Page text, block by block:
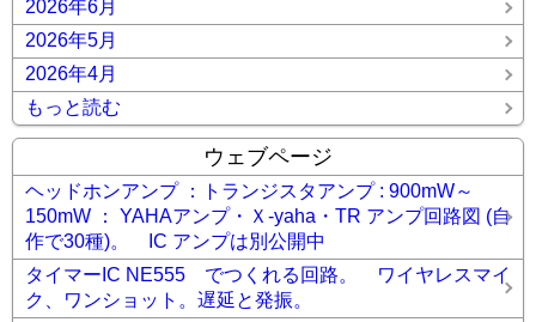
2026年6月
2026年5月
2026年4月
もっと読む
ウェブページ
ヘッドホンアンプ ：トランジスタアンプ : 900mW～
150mW ： YAHAアンプ・Ｘ-yaha・TR アンプ回路図 (自
作で30種)。 IC アンプは別公開中
タイマーIC NE555 でつくれる回路。 ワイヤレスマイ
ク、ワンショット。遅延と発振。